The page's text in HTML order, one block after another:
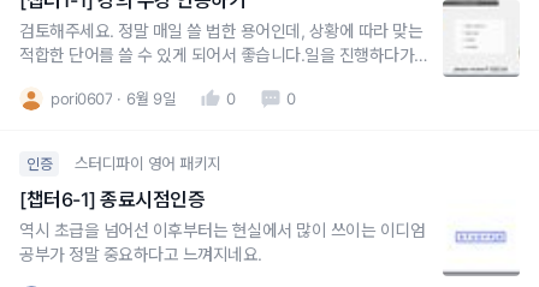
검토해주세요. 정말 매일 쓸 법한 용어인데, 상황에 따라 맞는
적합한 단어를 쓸 수 있게 되어서 좋습니다.일을 진행하다가
토 요청할때는 look up업체와의 계약 검토할때는 review고려
pori0607 6월 9일 0 0
인증 스터디파이 영어 패키지
[챕터6-1] 종료시점인증
역시 초급을 넘어선 이후부터는 현실에서 많이 쓰이는 이디엄
공부가 정말 중요하다고 느껴지네요.